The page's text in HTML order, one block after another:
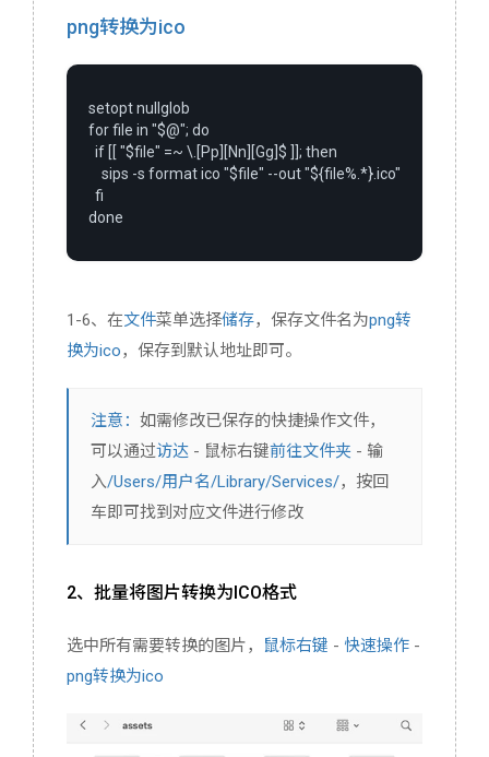
png转换为ico
setopt nullglob
for file in "$@"; do
  if [[ "$file" =~ \.[Pp][Nn][Gg]$ ]]; then
    sips -s format ico "$file" --out "${file%.*}.ico"
  fi
done
1-6、在文件菜单选择储存，保存文件名为png转
换为ico，保存到默认地址即可。
注意： 如需修改已保存的快捷操作文件，
可以通过访达 - 鼠标右键前往文件夹 - 输
入/Users/用户名/Library/Services/，按回
车即可找到对应文件进行修改
2、批量将图片转换为ICO格式
选中所有需要转换的图片， 鼠标右键 - 快速操作 -
png转换为ico